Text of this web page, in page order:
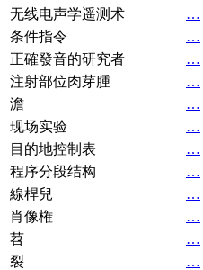
无线电声学遥测术
…
条件指令
…
正確發音的研究者
…
注射部位肉芽腫
…
澹
…
现场实验
…
目的地控制表
…
程序分段结构
…
線桿兒
…
肖像権
…
苕
…
裂
…